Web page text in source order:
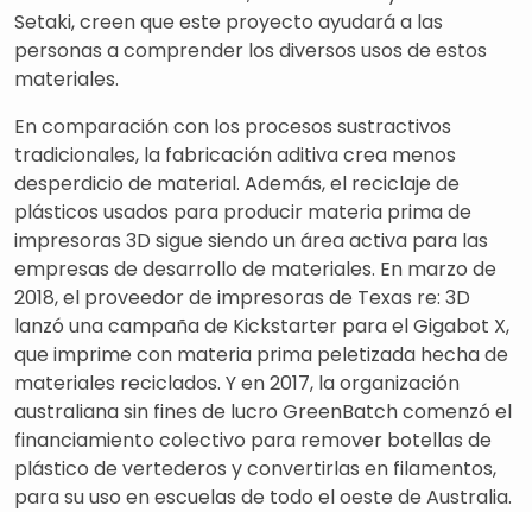
Setaki, creen que este proyecto ayudará a las
personas a comprender los diversos usos de estos
materiales.
En comparación con los procesos sustractivos
tradicionales, la fabricación aditiva crea menos
desperdicio de material. Además, el reciclaje de
plásticos usados ​​para producir materia prima de
impresoras 3D sigue siendo un área activa para las
empresas de desarrollo de materiales. En marzo de
2018, el proveedor de impresoras de Texas re: 3D
lanzó una campaña de Kickstarter para el Gigabot X,
que imprime con materia prima peletizada hecha de
materiales reciclados. Y en 2017, la organización
australiana sin fines de lucro GreenBatch comenzó el
financiamiento colectivo para remover botellas de
plástico de vertederos y convertirlas en filamentos,
para su uso en escuelas de todo el oeste de Australia.